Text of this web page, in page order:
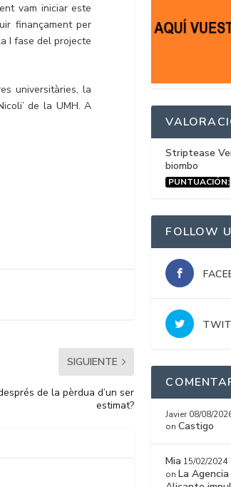
vam iniciar este
finançament per
I fase del projecte
universitàries, la
de la UMH. A
SIGUIENTE
de la pèrdua d’un ser
estimat?
Striptease
biombo
PUNTUACIÓN:
FOLLOW
Javier 08/08/
onCastigo
Mia 15/02/2024
on La